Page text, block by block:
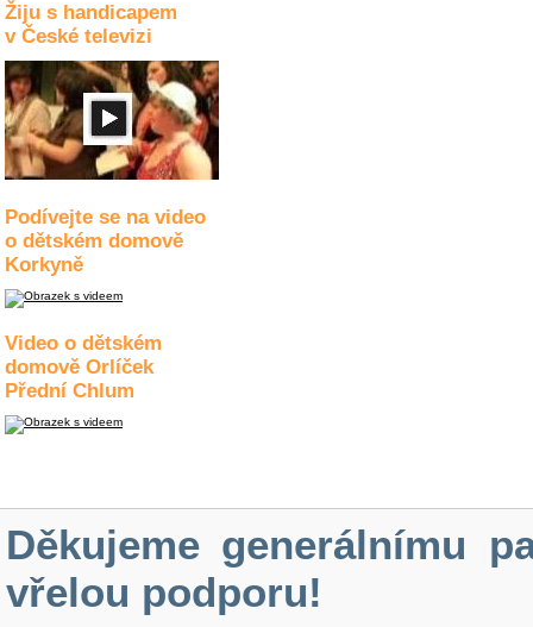
Žiju s handicapem
v České televizi
Podívejte se na video
o dětském domově
Korkyně
Video o dětském
domově Orlíček
Přední Chlum
Děkujeme generálnímu
vřelou podporu!